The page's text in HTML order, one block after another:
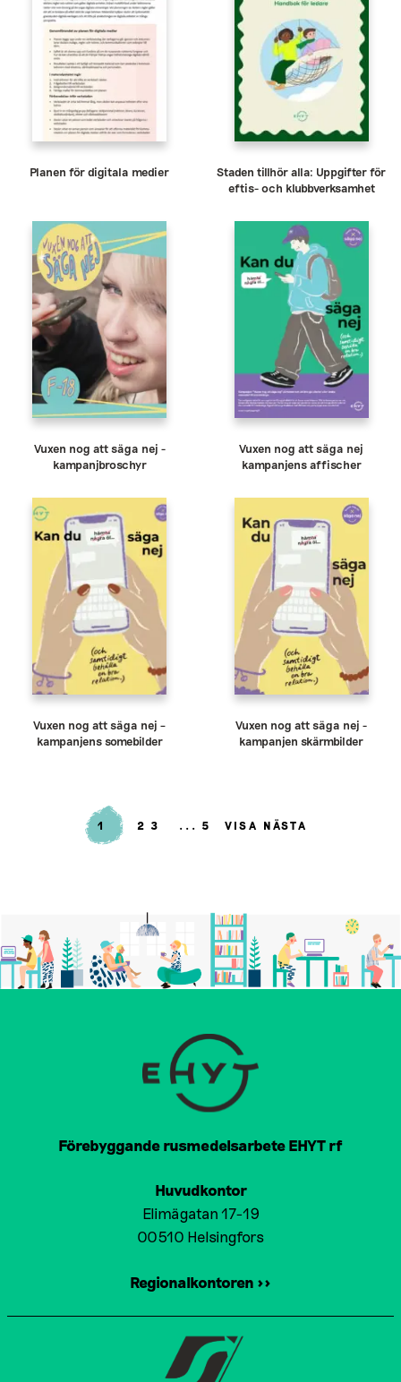
Planen för digitala medier
Staden tillhör alla: Uppgifter för
eftis- och klubbverksamhet
Vuxen nog att säga nej -
kampanjbroschyr
Vuxen nog att säga nej
kampanjens affischer
Vuxen nog att säga nej –
kampanjens somebilder
Vuxen nog att säga nej -
kampanjen skärmbilder
1 2 3 5 VISA NÄSTA
Förebyggande rusmedelsarbete EHYT rf
Huvudkontor
Elimägatan 17-19
00510 Helsingfors
Regionalkontoren >>